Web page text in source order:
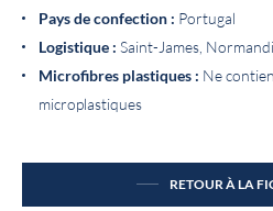
Pays de confection : Portugal
Logistique : Saint-James,
Microfibres plastiques : Ne
microplastiques
RETOUR À LA